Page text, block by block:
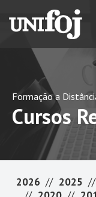
Formação a
Cursos
2026 // 2025 //